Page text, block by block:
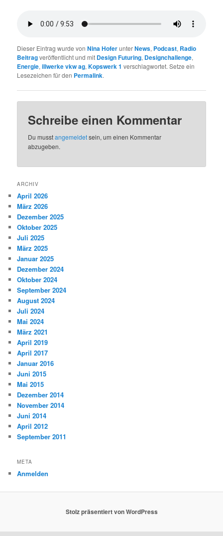
Dieser Eintrag wurde vonNina HoferunterNews, Podcast, Radio
Beitragveröffentlicht und mit Design Futuring, Designchallenge,
Energie,illwerke vkw ag,Kopswerk 1 verschlagwortet. Setze ein
Lesezeichen für den Permalink.
Schreibe einen Kommentar
Du musstangemeldetsein, um einen Kommentar
abzugeben.
ARCHIV
April 2026
März 2026
Dezember 2025
Oktober 2025
Juli 2025
März 2025
Januar 2025
Dezember 2024
Oktober 2024
September 2024
August 2024
Juli 2024
Mai 2024
März 2021
April 2019
April 2017
Januar 2016
Juni 2015
Mai 2015
Dezember 2014
November 2014
Juni 2014
April 2012
September 2011
META
Anmelden
Stolz präsentiert von WordPress